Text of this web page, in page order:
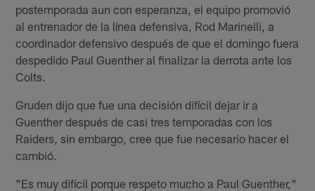
postemporada aun con esperanza, el equipo promovió
al entrenador de la línea defensiva, Rod Marinelli, a
coordinador defensivo después de que el domingo fuera
despedido Paul Guenther al finalizar la derrota ante los
Colts.
Gruden dijo que fue una decisión difícil dejar ir a
Guenther después de casi tres temporadas con los
Raiders, sin embargo, cree que fue necesario hacer el
cambió.
"Es muy difícil porque respeto mucho a Paul Guenther,"